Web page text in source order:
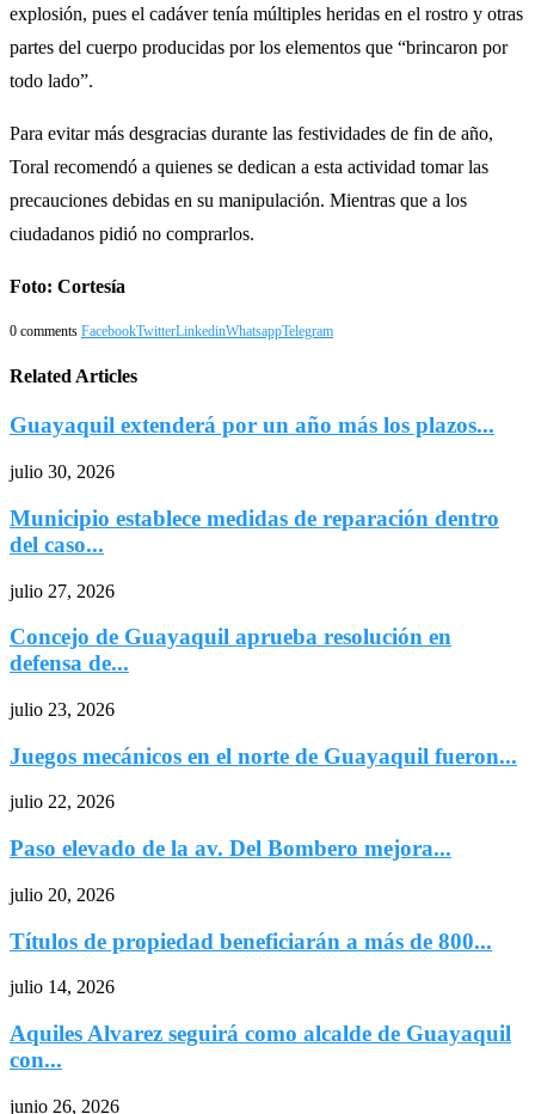
explosión, pues el cadáver tenía múltiples heridas en el rostro y otras
partes del cuerpo producidas por los elementos que “brincaron por
todo lado”.
Para evitar más desgracias durante las festividades de fin de año,
Toral recomendó a quienes se dedican a esta actividad tomar las
precauciones debidas en su manipulación. Mientras que a los
ciudadanos pidió no comprarlos.
Foto: Cortesía
0 comments FacebookTwitterLinkedinWhatsappTelegram
Related Articles
Guayaquil extenderá por un año más los plazos...
julio 30, 2026
Municipio establece medidas de reparación dentro
del caso...
julio 27, 2026
Concejo de Guayaquil aprueba resolución en
defensa de...
julio 23, 2026
Juegos mecánicos en el norte de Guayaquil fueron...
julio 22, 2026
Paso elevado de la av. Del Bombero mejora...
julio 20, 2026
Títulos de propiedad beneficiarán a más de 800...
julio 14, 2026
Aquiles Alvarez seguirá como alcalde de Guayaquil
con...
junio 26, 2026